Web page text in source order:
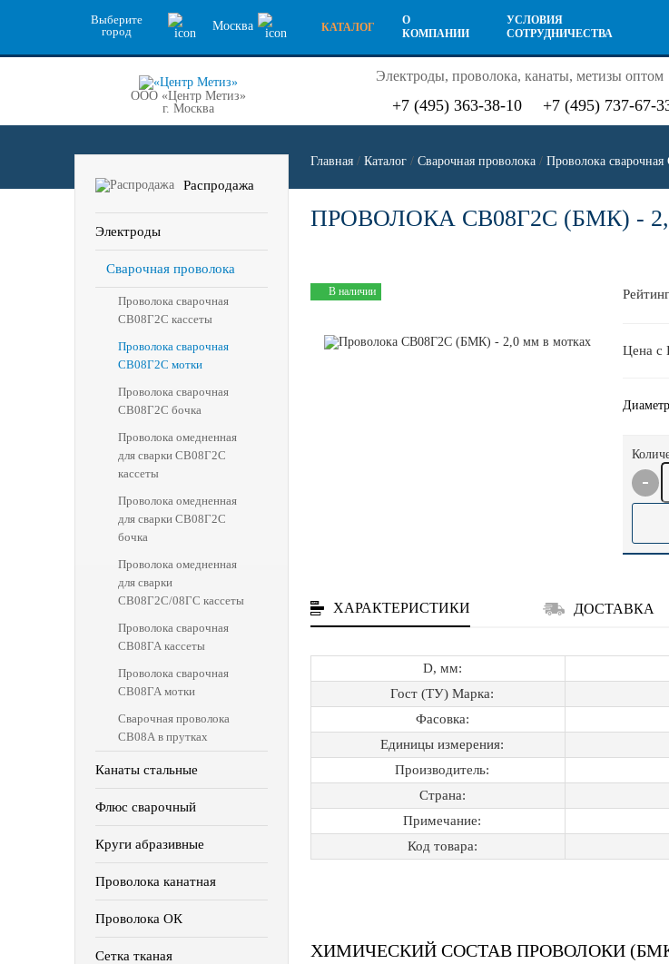
Выберите
город
Москва КАТАЛОГ
О
КОМПАНИИ
УСЛОВИЯ
СОТРУДНИЧЕСТВА
ООО «Центр Метиз»
г. Москва
Электроды, проволока, канаты, метизы оптом
+7 (495) 363-38-10 +7 (495) 737-67-
Распродажа
Электроды
Сварочная проволока
Проволока сварочная
СВ08Г2С кассеты
Проволока сварочная
СВ08Г2С мотки
Проволока сварочная
СВ08Г2С бочка
Проволока омедненная
для сварки СВ08Г2С
кассеты
Проволока омедненная
для сварки СВ08Г2С
бочка
Проволока омедненная
для сварки
СВ08Г2С/08ГС кассеты
Проволока сварочная
СВ08ГА кассеты
Проволока сварочная
СВ08ГА мотки
Сварочная проволока
СВ08А в прутках
Канаты стальные
Флюс сварочный
Круги абразивные
Проволока канатная
Проволока ОК
Сетка тканая
Главная / Каталог / Сварочная проволока / Проволока
ПРОВОЛОКА СВ08Г2С (БМК) -
В наличии
Цена с
ХАРАКТЕРИСТИКИ ДОСТАВКА
D, мм:
Гост (ТУ) Марка:
Фасовка:
Единицы измерения:
Производитель:
Страна:
Примечание:
Код товара:
ХИМИЧЕСКИЙ СОСТАВ ПРОВОЛОКИ